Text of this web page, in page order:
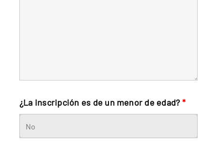
¿La inscripción es de un menor de edad?*